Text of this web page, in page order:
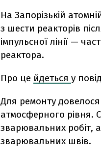
На Запорізькій
з шести реакторів
імпульсної лінії —
реактора.
Про це йдеться у
Для ремонту
атмосферного рівня.
зварювальних робіт,
зварювальних швів.